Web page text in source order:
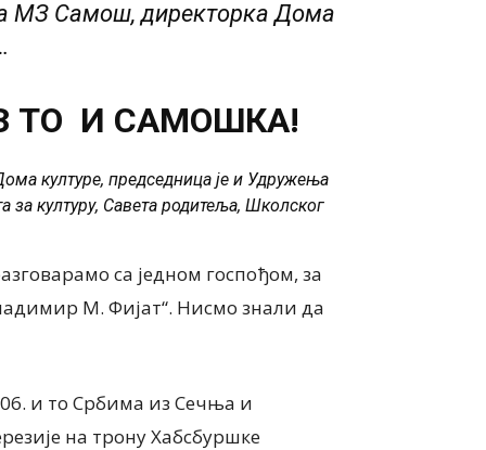
МЗ Самош, директорка Дома
ТО И САМОШКА!
културе, председница је и Удружења
културу, Савета родитеља, Школског
са једном госпођом, за
М. Фијат“. Нисмо знали да
и то Србима из Сечња и
на трону Хабсбуршке